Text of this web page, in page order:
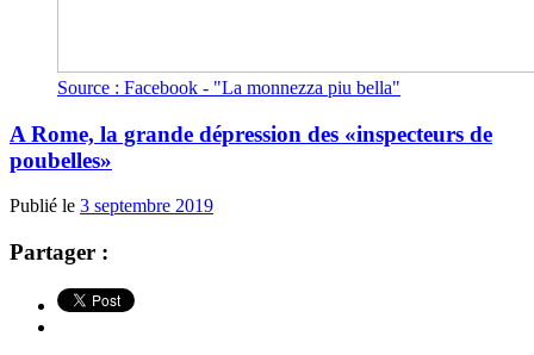
Source : Facebook - "La monnezza piu bella"
A Rome, la grande dépression des «inspecteurs de
poubelles»
Publié le 3 septembre 2019
Partager :